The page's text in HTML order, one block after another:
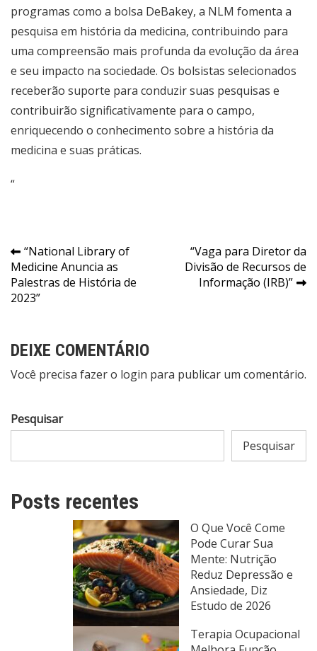
programas como a bolsa DeBakey, a NLM fomenta a
pesquisa em história da medicina, contribuindo para
uma compreensão mais profunda da evolução da área
e seu impacto na sociedade. Os bolsistas selecionados
receberão suporte para conduzir suas pesquisas e
contribuirão significativamente para o campo,
enriquecendo o conhecimento sobre a história da
medicina e suas práticas.
“
Navegação
de
Post
“National Library of
Medicine Anuncia as
Palestras de História de
2023”
“Vaga para Diretor da
Divisão de Recursos de
Informação (IRB)”
DEIXE COMENTÁRIO
Você precisa fazer o login para publicar um comentário.
Pesquisar
Pesquisar
Posts recentes
O Que Você Come
Pode Curar Sua
Mente: Nutrição
Reduz Depressão e
Ansiedade, Diz
Estudo de 2026
Terapia Ocupacional